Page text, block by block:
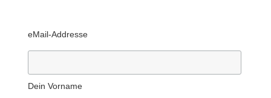
eMail-Addresse
Dein Vorname